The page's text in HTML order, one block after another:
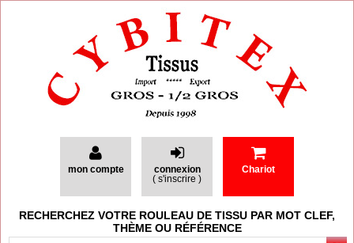
mon compte
connexion
( s'inscrire )
Chariot
RECHERCHEZ VOTRE ROULEAU DE TISSU PAR MOT CLEF,
THÈME OU RÉFÉRENCE